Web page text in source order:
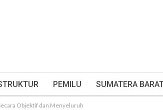
PEMILU SUMATERA
Objektif dan Menyeluruh